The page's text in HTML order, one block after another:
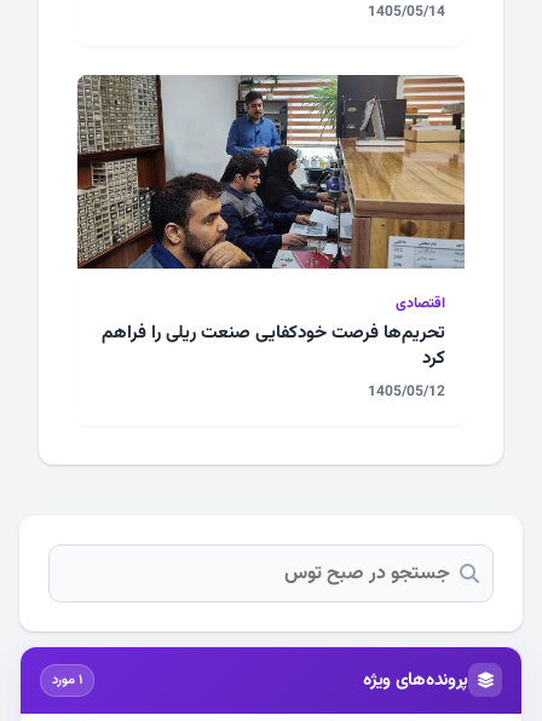
1405/05/14
اقتصادی
تحریم‌ها فرصت خودکفایی صنعت ریلی را فراهم
کرد
1405/05/12
پرونده‌های ویژه 1 مورد